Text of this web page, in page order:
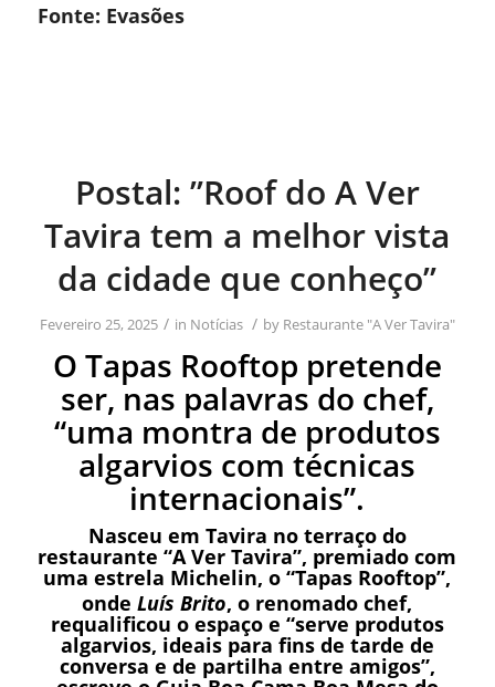
Fonte: Evasões
Postal: ”Roof do A Ver
Tavira tem a melhor vista
da cidade que conheço”
Fevereiro 25, 2025 / in Notícias / by Restaurante "A Ver Tavira"
O Tapas Rooftop pretende
ser, nas palavras do chef,
“uma montra de produtos
algarvios com técnicas
internacionais”.
Nasceu em Tavira no terraço do
restaurante “A Ver Tavira”, premiado com
uma estrela Michelin, o “Tapas Rooftop”,
ondeLuís Brito, o renomado chef,
requalificou o espaço e “serve produtos
algarvios, ideais para fins de tarde de
conversa e de partilha entre amigos”,